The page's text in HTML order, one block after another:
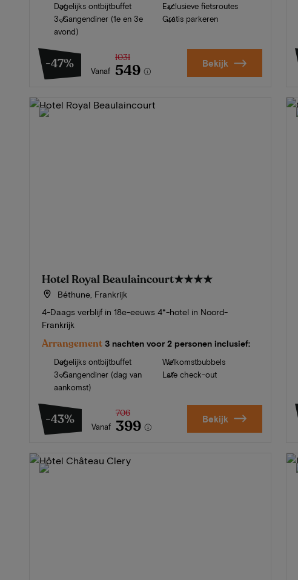
Dagelijks ontbijtbuffet
3-Gangendiner (1e en 3e
avond)
Exclusieve fietsroutes
Gratis parkeren
-47% Vanaf
1031
549 Bekijk
Hotel Royal Beaulaincourt★★★★
Béthune, Frankrijk
4-Daags verblijf in 18e-eeuws 4*-hotel in Noord-
Frankrijk
Arrangement 3 nachten voor 2 personen inclusief:
Dagelijks ontbijtbuffet
3-Gangendiner (dag van
aankomst)
Welkomstbubbels
Late check-out
-43% Vanaf
706
399 Bekijk